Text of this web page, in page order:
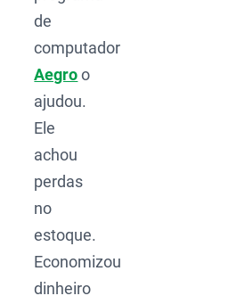
de
computador
Aegroo
ajudou.
Ele
achou
perdas
no
estoque.
Economizou
dinheiro